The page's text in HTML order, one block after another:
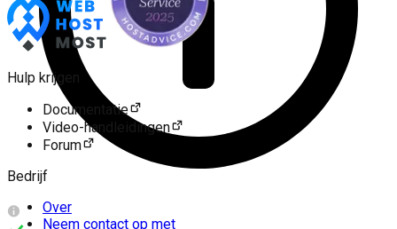
Hulp krijgen
Documentatie
Video-handleidingen
Forum
Bedrijf
Over
Neem contact op met